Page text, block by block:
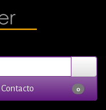
Contacto 0